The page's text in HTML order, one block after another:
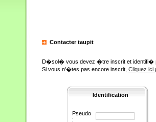
Contacter taupit
D�sol� vous devez �tre inscrit et identifi�
Si vous n'�tes pas encore inscrit, Cliquez ici
Identification
Pseudo
: